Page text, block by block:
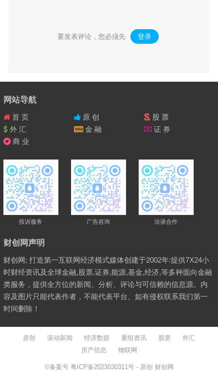
要发表评论，您必须先 登录 。
网站导航
首 页 原 创
股 票
外 汇
金 融
证 券
商 业
投诉服务 广告咨询 洽谈合作
财创网声明
财创网; 打造第一互联网经济模式媒体创建于2002年:提供7X24小
时财经资讯及全球金融,股票,证券,能源,基金,经济,等多种面向金融
类服务，提供全方位的新闻、分析、评论与可信赖的信息源。内
容及图片只能代表作者，不能代表平台、如有侵权联系我们第一
时间删除！
原创 滚动新闻 经济数据 重组资讯 股票
外汇
房产信息
物联网
©备案号 粤ICP备2023030311号 - 原创 财创网